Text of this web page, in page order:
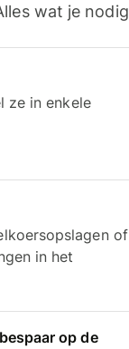
wat je nodig
ze in enkele
of
in het
op de